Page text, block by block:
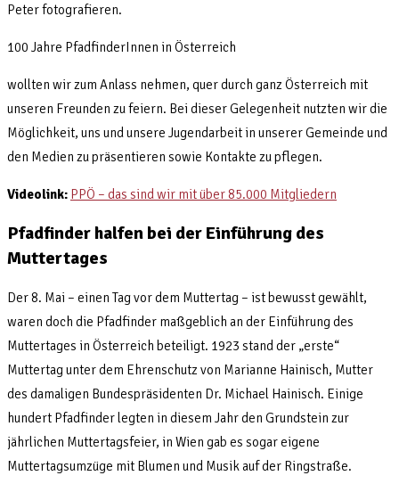
Peter fotografieren.
100 Jahre PfadfinderInnen in Österreich
wollten wir zum Anlass nehmen, quer durch ganz Österreich mit
unseren Freunden zu feiern. Bei dieser Gelegenheit nutzten wir die
Möglichkeit, uns und unsere Jugendarbeit in unserer Gemeinde und
den Medien zu präsentieren sowie Kontakte zu pflegen.
Videolink: PPÖ – das sind wir mit über 85.000 Mitgliedern
Pfadfinder halfen bei der Einführung des
Muttertages
Der 8. Mai – einen Tag vor dem Muttertag – ist bewusst gewählt,
waren doch die Pfadfinder maßgeblich an der Einführung des
Muttertages in Österreich beteiligt. 1923 stand der „erste“
Muttertag unter dem Ehrenschutz von Marianne Hainisch, Mutter
des damaligen Bundespräsidenten Dr. Michael Hainisch. Einige
hundert Pfadfinder legten in diesem Jahr den Grundstein zur
jährlichen Muttertagsfeier, in Wien gab es sogar eigene
Muttertagsumzüge mit Blumen und Musik auf der Ringstraße.